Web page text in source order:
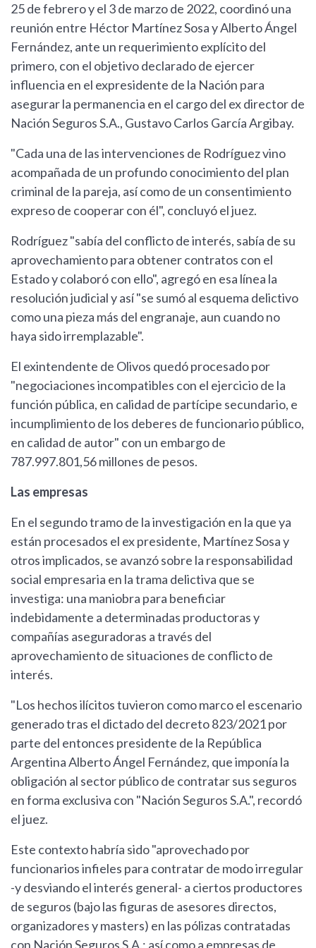
25 de febrero y el 3 de marzo de 2022, coordinó una
reunión entre Héctor Martínez Sosa y Alberto Ángel
Fernández, ante un requerimiento explícito del
primero, con el objetivo declarado de ejercer
influencia en el expresidente de la Nación para
asegurar la permanencia en el cargo del ex director de
Nación Seguros S.A., Gustavo Carlos García Argibay.
"Cada una de las intervenciones de Rodríguez vino
acompañada de un profundo conocimiento del plan
criminal de la pareja, así como de un consentimiento
expreso de cooperar con él", concluyó el juez.
Rodríguez "sabía del conflicto de interés, sabía de su
aprovechamiento para obtener contratos con el
Estado y colaboró con ello", agregó en esa línea la
resolución judicial y así "se sumó al esquema delictivo
como una pieza más del engranaje, aun cuando no
haya sido irremplazable".
El exintendente de Olivos quedó procesado por
"negociaciones incompatibles con el ejercicio de la
función pública, en calidad de partícipe secundario, e
incumplimiento de los deberes de funcionario público,
en calidad de autor" con un embargo de
787.997.801,56 millones de pesos.
Las empresas
En el segundo tramo de la investigación en la que ya
están procesados el ex presidente, Martínez Sosa y
otros implicados, se avanzó sobre la responsabilidad
social empresaria en la trama delictiva que se
investiga: una maniobra para beneficiar
indebidamente a determinadas productoras y
compañías aseguradoras a través del
aprovechamiento de situaciones de conflicto de
interés.
"Los hechos ilícitos tuvieron como marco el escenario
generado tras el dictado del decreto 823/2021 por
parte del entonces presidente de la República
Argentina Alberto Ángel Fernández, que imponía la
obligación al sector público de contratar sus seguros
en forma exclusiva con "Nación Seguros S.A.", recordó
el juez.
Este contexto habría sido "aprovechado por
funcionarios infieles para contratar de modo irregular
-y desviando el interés general- a ciertos productores
de seguros (bajo las figuras de asesores directos,
organizadores y masters) en las pólizas contratadas
con Nación Seguros S.A.; así como a empresas de